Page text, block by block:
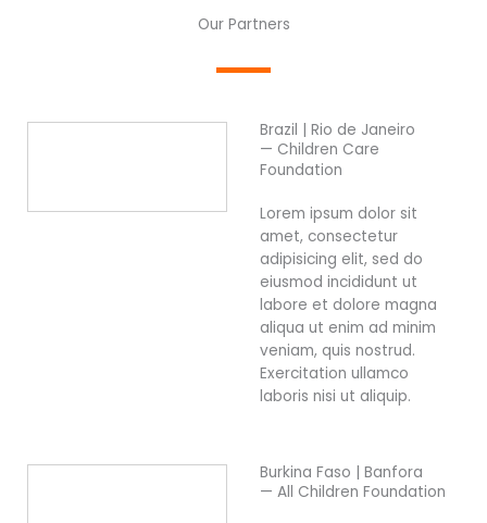
Our Partners
Brazil | Rio de Janeiro
— Children Care
Foundation
Lorem ipsum dolor sit
amet, consectetur
adipisicing elit, sed do
eiusmod incididunt ut
labore et dolore magna
aliqua ut enim ad minim
veniam, quis nostrud.
Exercitation ullamco
laboris nisi ut aliquip.
Burkina Faso | Banfora
— All Children Foundation